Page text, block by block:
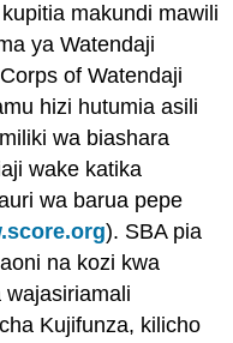
makundi mawili
ya Watendaji
of Watendaji
hizi hutumia asili
wa biashara
wake katika
wa barua pepe
). SBA pia
na kozi kwa
Kujifunza, kilicho